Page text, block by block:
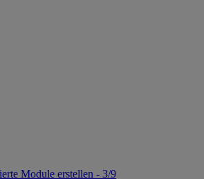
Module erstellen - 3/9